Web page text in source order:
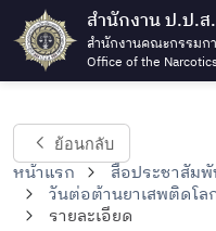
สำนักงาน ป.ป.
สำนักงานคณะกรรมก
Office of the
ย้อนกลับ
หน้าแรก
สื่อประชาสัม
วันต่อต้านยาเสพติดโล
รายละเอียด